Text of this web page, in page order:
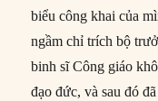
biểu công khai của
ngầm chỉ trích bộ
binh sĩ Công giáo
đạo đức, và sau đó